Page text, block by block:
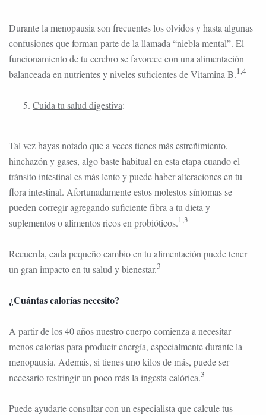
Durante la menopausia son frecuentes los olvidos y hasta algunas
confusiones que forman parte de la llamada “niebla mental”. El
funcionamiento de tu cerebro se favorece con una alimentación
balanceada en nutrientes y niveles suficientes de Vitamina B.1,4
Cuida tu salud digestiva:
Tal vez hayas notado que a veces tienes más estreñimiento,
hinchazón y gases, algo baste habitual en esta etapa cuando el
tránsito intestinal es más lento y puede haber alteraciones en tu
flora intestinal. Afortunadamente estos molestos síntomas se
pueden corregir agregando suficiente fibra a tu dieta y
suplementos o alimentos ricos en probióticos.1,3
Recuerda, cada pequeño cambio en tu alimentación puede tener
un gran impacto en tu salud y bienestar.3
¿Cuántas calorías necesito?
A partir de los 40 años nuestro cuerpo comienza a necesitar
menos calorías para producir energía, especialmente durante la
menopausia. Además, si tienes uno kilos de más, puede ser
necesario restringir un poco más la ingesta calórica.3
Puede ayudarte consultar con un especialista que calcule tus